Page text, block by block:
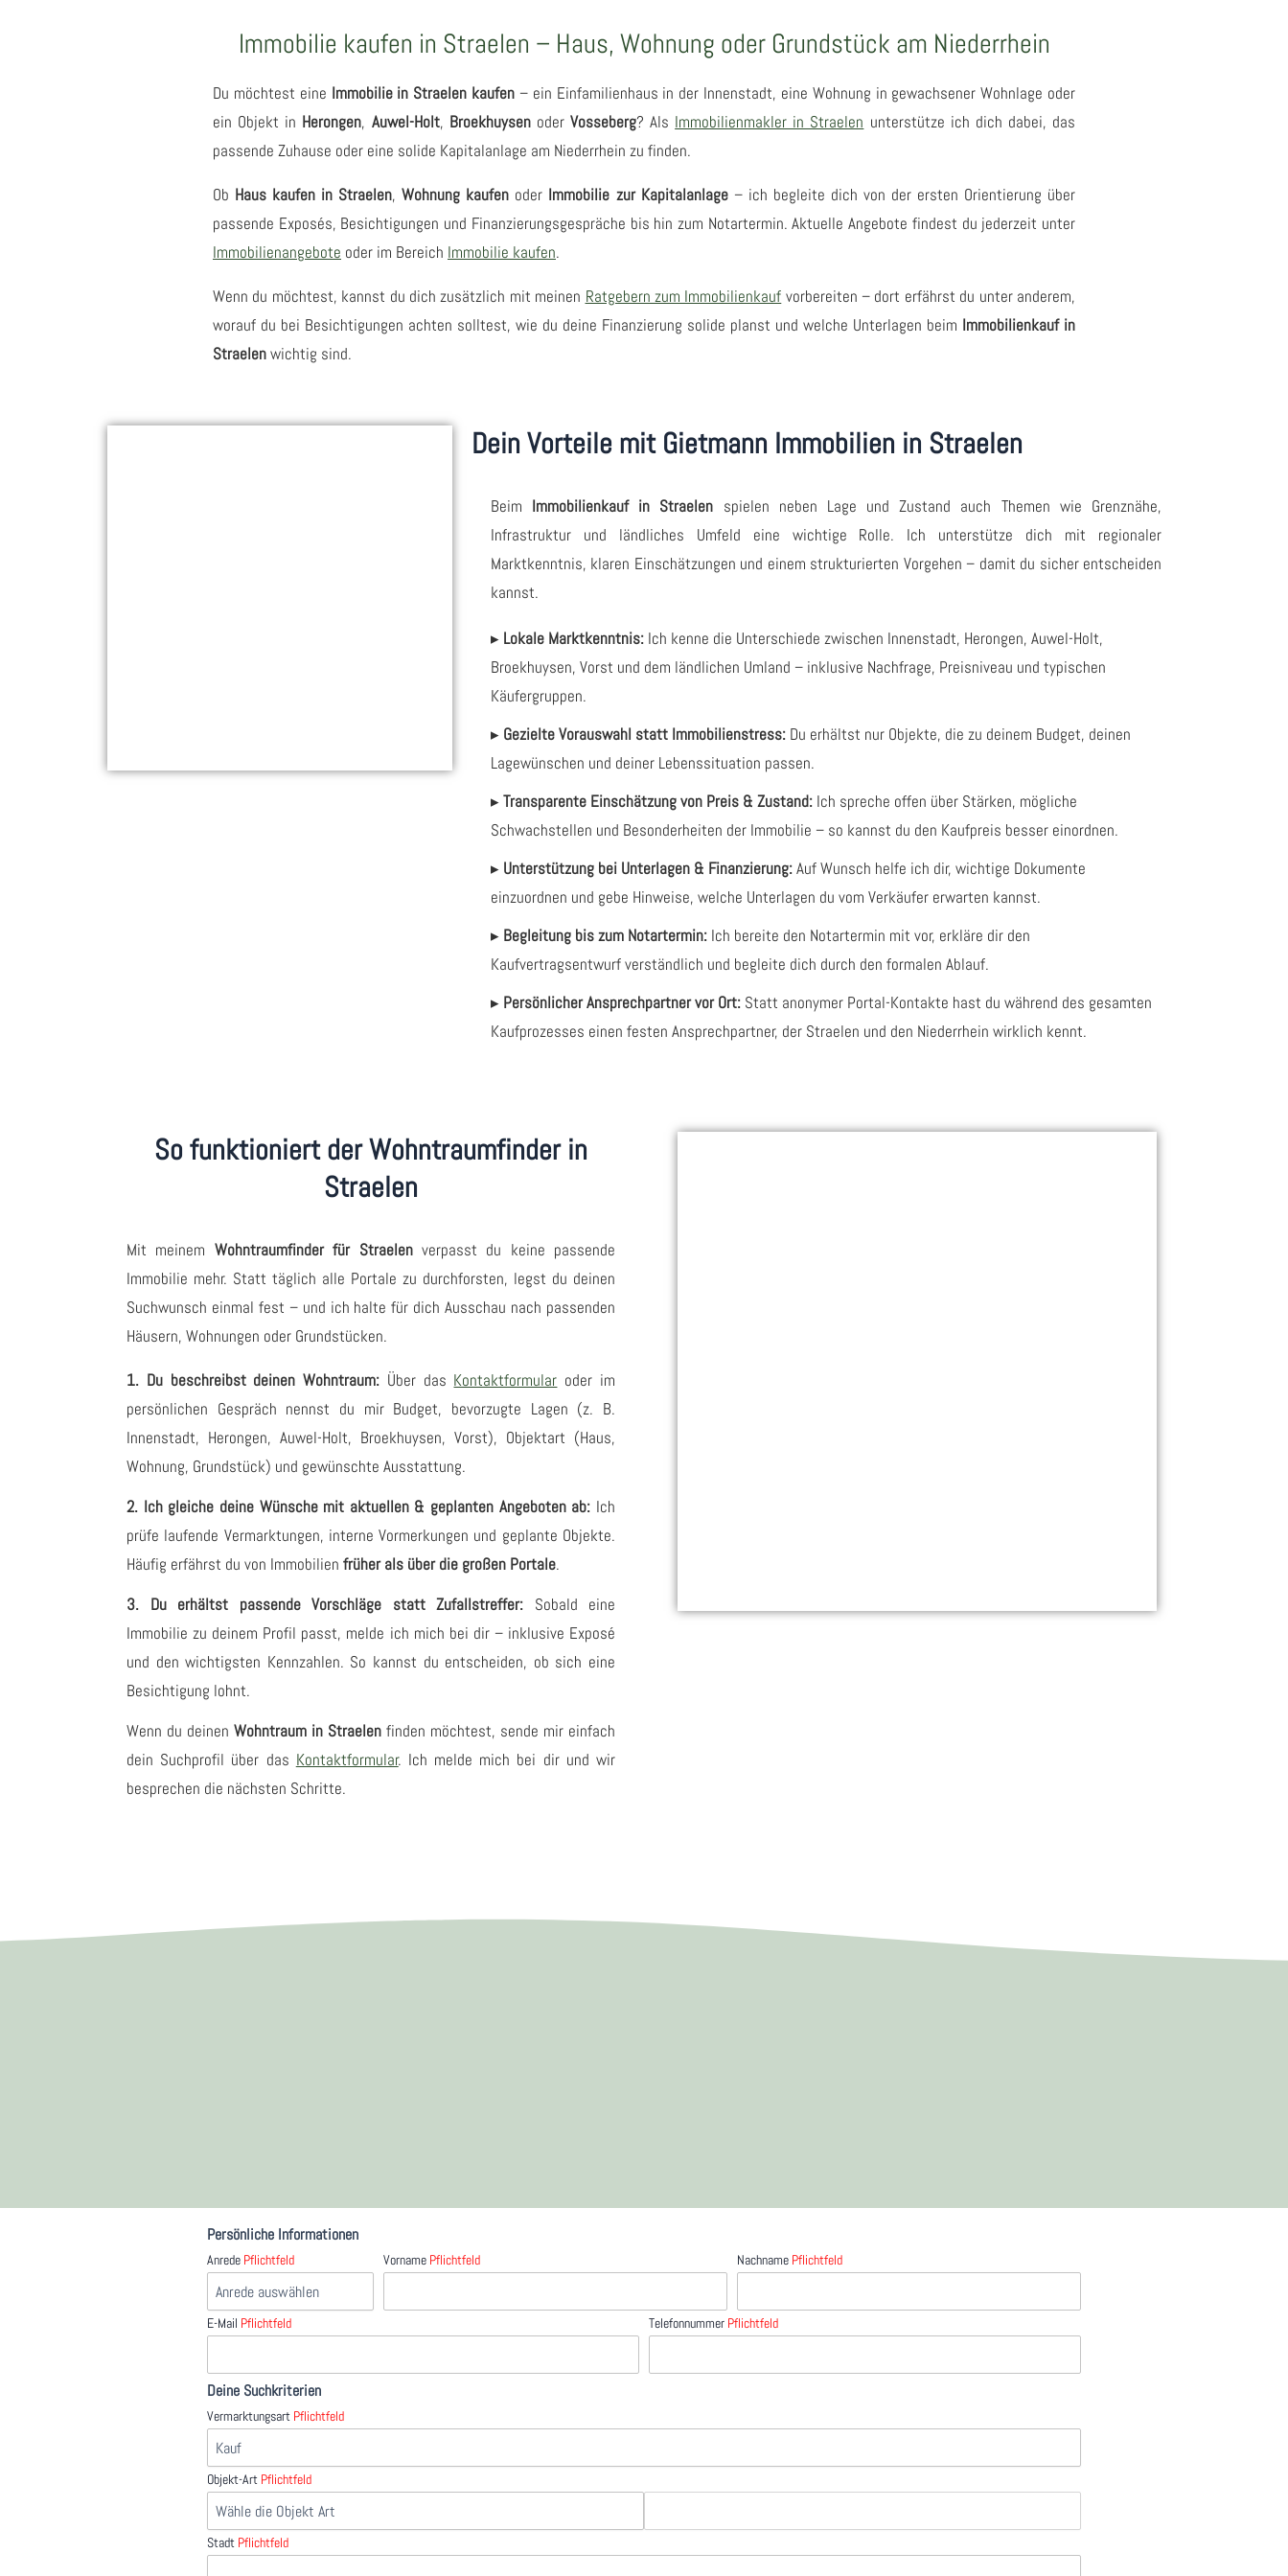
Immobilie kaufen in Straelen – Haus, Wohnung oder Grundstück am Niederrhein
Du möchtest eine Immobilie in Straelen kaufen – ein Einfamilienhaus in der Innenstadt, eine Wohnung in gewachsener Wohnlage oder
ein Objekt in Herongen, Auwel-Holt, Broekhuysenoder Vosseberg? Als Immobilienmakler in Straelen unterstütze ich dich dabei, das
passende Zuhause oder eine solide Kapitalanlage am Niederrhein zu finden.
Ob Haus kaufen in Straelen,Wohnung kaufen oder Immobilie zur Kapitalanlage– ich begleite dich von der ersten Orientierung über
passende Exposés, Besichtigungen und Finanzierungsgespräche bis hin zum Notartermin. Aktuelle Angebote findest du jederzeit unter
Immobilienangebote oder im Bereich Immobilie kaufen.
Wenn du möchtest, kannst du dich zusätzlich mit meinen Ratgebern zum Immobilienkauf vorbereiten – dort erfährst du unter anderem,
worauf du bei Besichtigungen achten solltest, wie du deine Finanzierung solide planst und welche Unterlagen beim Immobilienkauf in
Straelenwichtig sind.
Dein Vorteile mit Gietmann Immobilien in Straelen
Beim Immobilienkauf in Straelen spielen neben Lage und Zustand auch Themen wie Grenznähe,
Infrastruktur und ländliches Umfeld eine wichtige Rolle. Ich unterstütze dich mit regionaler
Marktkenntnis, klaren Einschätzungen und einem strukturierten Vorgehen – damit du sicher entscheiden
kannst.
▸ Lokale Marktkenntnis:Ich kenne die Unterschiede zwischen Innenstadt, Herongen, Auwel-Holt,
Broekhuysen, Vorst und dem ländlichen Umland – inklusive Nachfrage, Preisniveau und typischen
Käufergruppen.
▸ Gezielte Vorauswahl statt Immobilienstress:Du erhältst nur Objekte, die zu deinem Budget, deinen
Lagewünschen und deiner Lebenssituation passen.
▸Transparente Einschätzung von Preis & Zustand:Ich spreche offen über Stärken, mögliche
Schwachstellen und Besonderheiten der Immobilie – so kannst du den Kaufpreis besser einordnen.
▸ Unterstützung bei Unterlagen & Finanzierung:Auf Wunsch helfe ich dir, wichtige Dokumente
einzuordnen und gebe Hinweise, welche Unterlagen du vom Verkäufer erwarten kannst.
▸ Begleitung bis zum Notartermin:Ich bereite den Notartermin mit vor, erkläre dir den
Kaufvertragsentwurf verständlich und begleite dich durch den formalen Ablauf.
▸ Persönlicher Ansprechpartner vor Ort:Statt anonymer Portal-Kontakte hast du während des gesamten
Kaufprozesses einen festen Ansprechpartner, der Straelen und den Niederrhein wirklich kennt.
So funktioniert der Wohntraumfinder in
Straelen
Mit meinem Wohntraumfinder für Straelenverpasst du keine passende
Immobilie mehr. Statt täglich alle Portale zu durchforsten, legst du deinen
Suchwunsch einmal fest – und ich halte für dich Ausschau nach passenden
Häusern, Wohnungen oder Grundstücken.
1. Du beschreibst deinen Wohntraum: Über das Kontaktformular oder im
persönlichen Gespräch nennst du mir Budget, bevorzugte Lagen (z. B.
Innenstadt, Herongen, Auwel-Holt, Broekhuysen, Vorst), Objektart (Haus,
Wohnung, Grundstück) und gewünschte Ausstattung.
2. Ich gleiche deine Wünsche mit aktuellen & geplanten Angeboten ab: Ich
prüfe laufende Vermarktungen, interne Vormerkungen und geplante Objekte.
Häufig erfährst du von Immobilien früher als über die großen Portale.
3. Du erhältst passende Vorschläge statt Zufallstreffer: Sobald eine
Immobilie zu deinem Profil passt, melde ich mich bei dir – inklusive Exposé
und den wichtigsten Kennzahlen. So kannst du entscheiden, ob sich eine
Besichtigung lohnt.
Wenn du deinen Wohntraum in Straelen finden möchtest, sende mir einfach
dein Suchprofil über das Kontaktformular. Ich melde mich bei dir und wir
besprechen die nächsten Schritte.
Persönliche Informationen
Anrede Pflichtfeld Vorname Pflichtfeld Nachname Pflichtfeld
E-Mail Pflichtfeld Telefonnummer Pflichtfeld
Deine Suchkriterien
Vermarktungsart Pflichtfeld
Objekt-Art Pflichtfeld
Stadt Pflichtfeld